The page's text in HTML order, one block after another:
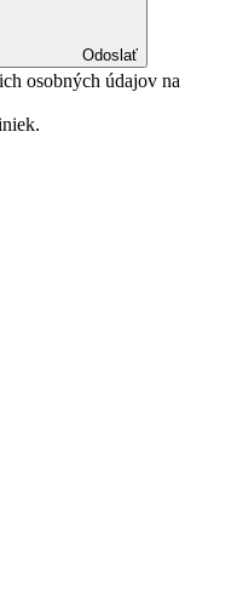
Odoslať
osobných údajov na